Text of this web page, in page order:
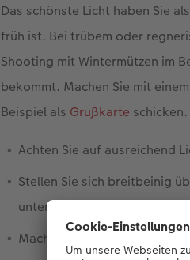
Das schönste Licht haben Sie
früh ist. Bei trübem oder
Shooting mit Wintermützen im
bekommt. Machen Sie mit
Beispiel als Grußkarte schicken.
Achten Sie auf ausreichend
Stellen Sie sich breitbeinig
unten.
Machen Sie viele Aufnahmen